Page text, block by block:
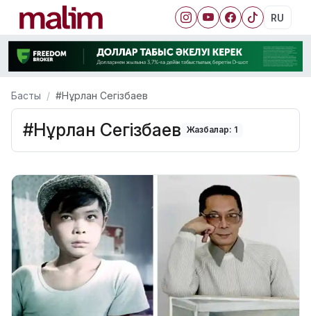
RU
Басты #Нұрлан Сегізбаев
#Нұрлан Сегізбаев Жазбалар: 1